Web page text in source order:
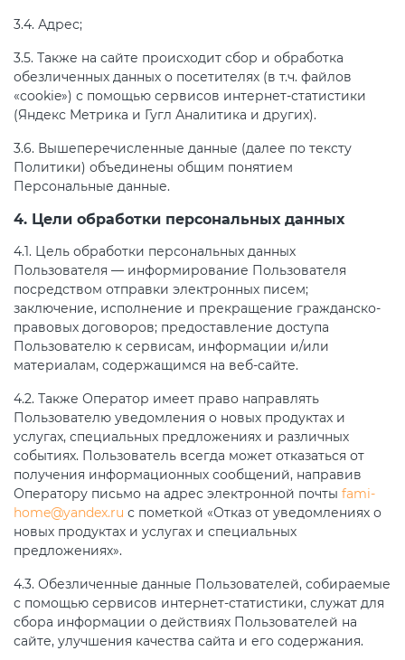
3.4. Адрес;
3.5. Также на сайте происходит сбор и обработка
обезличенных данных о посетителях (в т.ч. файлов
«cookie») с помощью сервисов интернет-статистики
(Яндекс Метрика и Гугл Аналитика и других).
3.6. Вышеперечисленные данные (далее по тексту
Политики) объединены общим понятием
Персональные данные.
4. Цели обработки персональных данных
4.1. Цель обработки персональных данных
Пользователя — информирование Пользователя
посредством отправки электронных писем;
заключение, исполнение и прекращение гражданско-
правовых договоров; предоставление доступа
Пользователю к сервисам, информации и/или
материалам, содержащимся на веб-сайте.
4.2. Также Оператор имеет право направлять
Пользователю уведомления о новых продуктах и
услугах, специальных предложениях и различных
событиях. Пользователь всегда может отказаться от
получения информационных сообщений, направив
Оператору письмо на адрес электронной почты fami-
home@yandex.ru с пометкой «Отказ от уведомлениях о
новых продуктах и услугах и специальных
предложениях».
4.3. Обезличенные данные Пользователей, собираемые
с помощью сервисов интернет-статистики, служат для
сбора информации о действиях Пользователей на
сайте, улучшения качества сайта и его содержания.